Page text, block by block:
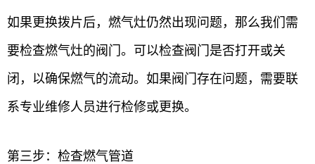
如果更换拨片后，燃气灶仍然出现问题，那么我们需
要检查燃气灶的阀门。可以检查阀门是否打开或关
闭，以确保燃气的流动。如果阀门存在问题，需要联
系专业维修人员进行检修或更换。
第三步：检查燃气管道